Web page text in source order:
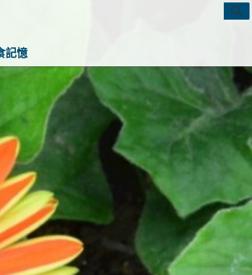
南！這裡有最實用的旅行攻略、最實用的居
物飼養經和綠植養護知識。每天發現一點生活
日子閃閃發光！
記憶
Search
for: